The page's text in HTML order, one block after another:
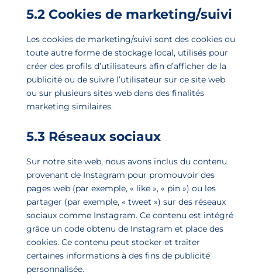
5.2 Cookies de marketing/suivi
Les cookies de marketing/suivi sont des cookies ou
toute autre forme de stockage local, utilisés pour
créer des profils d’utilisateurs afin d’afficher de la
publicité ou de suivre l’utilisateur sur ce site web
ou sur plusieurs sites web dans des finalités
marketing similaires.
5.3 Réseaux sociaux
Sur notre site web, nous avons inclus du contenu
provenant de Instagram pour promouvoir des
pages web (par exemple, « like », « pin ») ou les
partager (par exemple, « tweet ») sur des réseaux
sociaux comme Instagram. Ce contenu est intégré
grâce un code obtenu de Instagram et place des
cookies. Ce contenu peut stocker et traiter
certaines informations à des fins de publicité
personnalisée.